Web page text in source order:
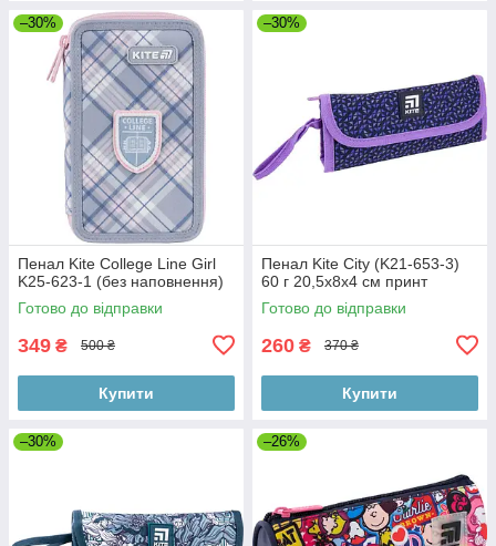
–30%
Пенал Kite College Line Girl
K25-623-1 (без наповнення)
Готово до відправки
349 ₴ 500 ₴
Купити
–30%
Пенал Kite City (K21-653-3)
60 г 20,5x8x4 см принт
Готово до відправки
260 ₴ 370 ₴
Купити
–30% –26%